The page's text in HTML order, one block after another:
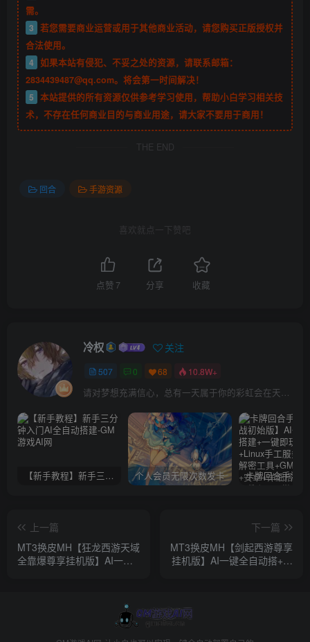
需。
3 若您需要商业运营或用于其他商业活动，请您购买正版授权并
合法使用。
4 如果本站有侵犯、不妥之处的资源，请联系邮箱：
2834439487@qq.com。将会第一时间解决！
5 本站提供的所有资源仅供参考学习使用，帮助小白学习相关技
术，不存在任何商业目的与商业用途，请大家不要用于商用！
THE END
回合 手游资源
喜欢就点一下赞吧
点赞 7 分享 收藏
冷权 关注
507 0 68 10.8W+
请对梦想充满信心，总有一天属于你的彩虹会在天空微笑
【新手教程】新手三分钟入门AI全自动搭建 个人会员无限次数发卡
上一篇
MT3换皮MH【狂龙西游天域
全靠爆尊享挂机版】AI一键
下一篇
MT3换皮MH【剑起西游尊享
挂机版】AI一键全自动搭+安